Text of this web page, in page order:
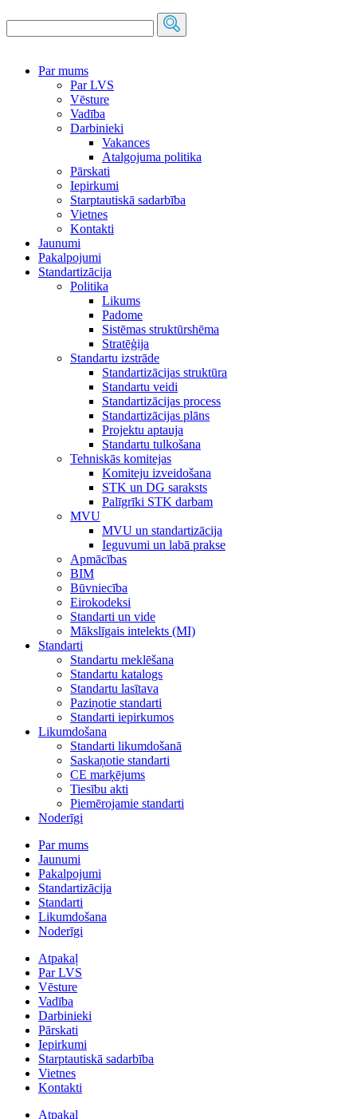
Par mums
Par LVS
Vēsture
Vadība
Darbinieki
Vakances
Atalgojuma politika
Pārskati
Iepirkumi
Starptautiskā sadarbība
Vietnes
Kontakti
Jaunumi
Pakalpojumi
Standartizācija
Politika
Likums
Padome
Sistēmas struktūrshēma
Stratēģija
Standartu izstrāde
Standartizācijas struktūra
Standartu veidi
Standartizācijas process
Standartizācijas plāns
Projektu aptauja
Standartu tulkošana
Tehniskās komitejas
Komiteju izveidošana
STK un DG saraksts
Palīgrīki STK darbam
MVU
MVU un standartizācija
Ieguvumi un labā prakse
Apmācības
BIM
Būvniecība
Eirokodeksi
Standarti un vide
Mākslīgais intelekts (MI)
Standarti
Standartu meklēšana
Standartu katalogs
Standartu lasītava
Paziņotie standarti
Standarti iepirkumos
Likumdošana
Standarti likumdošanā
Saskaņotie standarti
CE marķējums
Tiesību akti
Piemērojamie standarti
Noderīgi
Par mums
Jaunumi
Pakalpojumi
Standartizācija
Standarti
Likumdošana
Noderīgi
Atpakaļ
Par LVS
Vēsture
Vadība
Darbinieki
Pārskati
Iepirkumi
Starptautiskā sadarbība
Vietnes
Kontakti
Atpakaļ